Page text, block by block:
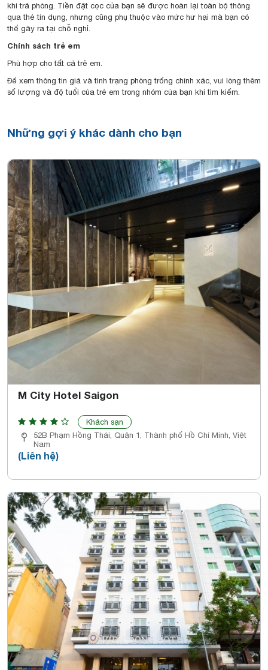
khi trả phòng. Tiền đặt cọc của bạn sẽ được hoàn lại toàn bộ thông
qua thẻ tín dụng, nhưng cũng phụ thuộc vào mức hư hại mà bạn có
thể gây ra tại chỗ nghỉ.
Chính sách trẻ em
Phù hợp cho tất cả trẻ em.
Để xem thông tin giá và tình trạng phòng trống chính xác, vui lòng thêm
số lượng và độ tuổi của trẻ em trong nhóm của bạn khi tìm kiếm.
Những gợi ý khác dành cho bạn
M City Hotel Saigon
Khách sạn
52B Phạm Hồng Thái, Quận 1, Thành phố Hồ Chí Minh, Việt
Nam
(Liên hệ)